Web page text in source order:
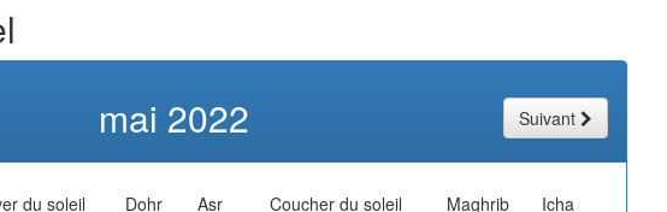
mai 2022 Suivant
du soleil Dohr Asr Coucher du soleil Maghrib
Icha